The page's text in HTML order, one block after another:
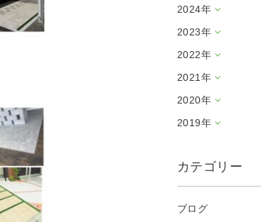
2024年
2023年
2022年
2021年
2020年
2019年
カテゴリー
ブログ